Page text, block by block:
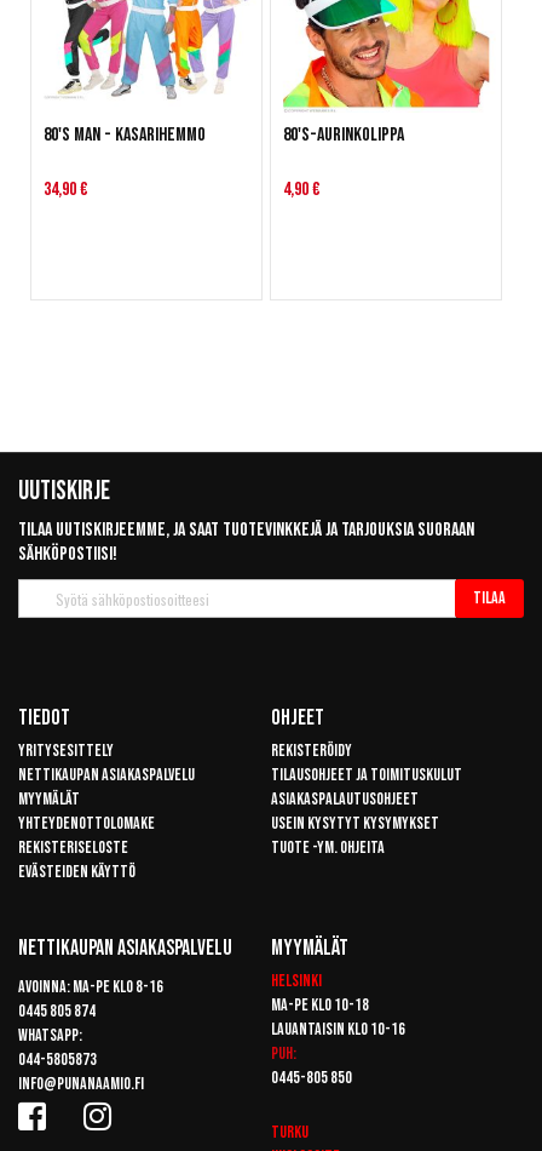
80's man - Kasarihemmo
34,90 €
80's-aurinkolippa
4,90 €
Uutiskirje
Tilaa uutiskirjeemme, ja saat tuotevinkkejä ja tarjouksia suoraan
sähköpostiisi!
uutiskirje
Tilaa
Tiedot
Yritysesittely
Nettikaupan asiakaspalvelu
Myymälät
Yhteydenottolomake
Rekisteriseloste
Evästeiden käyttö
Ohjeet
Rekisteröidy
Tilausohjeet ja toimituskulut
Asiakaspalautusohjeet
Usein kysytyt kysymykset
Tuote -ym. ohjeita
Nettikaupan Asiakaspalvelu
Avoinna: Ma-pe klo 8-16
0445 805 874
Whatsapp:
044-5805873
info@punanaamio.fi
Myymälät
Helsinki
Ma-pe klo 10-18
Lauantaisin klo 10-16
Puh:
0445-805 850
Turku